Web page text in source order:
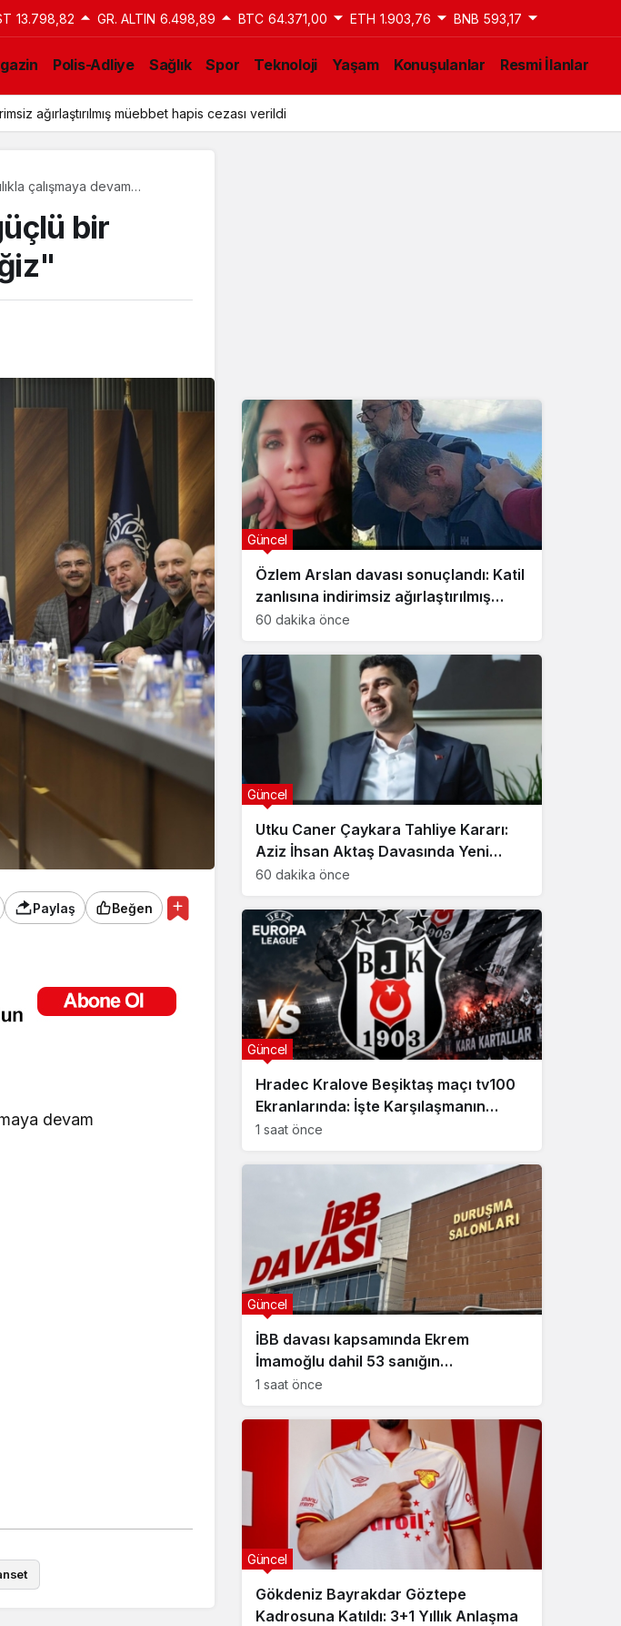
13.798,82 GR. ALTIN 6.498,89 BTC 64.371,00 ETH 1.903,76 BNB 593,17
Polis-Adliye Sağlık Spor Teknoloji Yaşam Konuşulanlar Resmi İlanlar
Davasında Yeni Gelişme
çalışmaya devam
bir
Paylaş Beğen
Özlem Arslan davası sonuçlandı: Katil
zanlısına indirimsiz ağırlaştırılmış
müebbet hapis cezası verildi
60 dakika önce
Güncel
Utku Caner Çaykara Tahliye Kararı:
Aziz İhsan Aktaş Davasında Yeni
Gelişme
60 dakika önce
Güncel
Hradec Kralove Beşiktaş maçı tv100
Ekranlarında: İşte Karşılaşmanın
Detayları
1 saat önce
Güncel
İBB davası kapsamında Ekrem
İmamoğlu dahil 53 sanığın
tutukluluğuna devam kararı
1 saat önce
Güncel
Gökdeniz Bayrakdar Göztepe
Kadrosuna Katıldı: 3+1 Yıllık Anlaşma
Güncel